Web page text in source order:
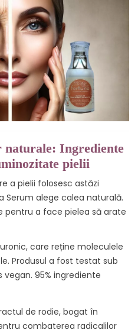
Ingrediente
pielii
a pielii folosesc astăzi
Serum alege calea naturală.
pentru a face pielea să arate
care reține moleculele
Produsul a fost testat sub
95% ingrediente
de rodie, bogat în
combaterea radicalilor